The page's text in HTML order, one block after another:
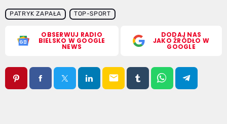
PATRYK ZAPAŁA TOP-SPORT
OBSERWUJ RADIO
BIELSKO W GOOGLE
NEWS
DODAJ NAS
JAKO ŹRÓDŁO W
GOOGLE
email